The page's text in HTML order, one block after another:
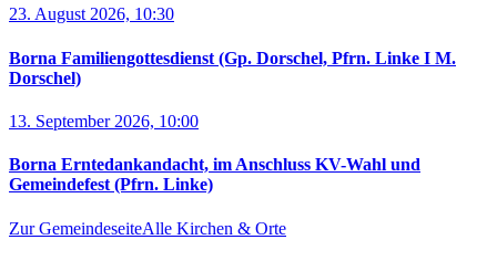
23. August 2026, 10:30
Borna Familiengottesdienst (Gp. Dorschel, Pfrn. Linke I M.
Dorschel)
13. September 2026, 10:00
Borna Erntedankandacht, im Anschluss KV-Wahl und
Gemeindefest (Pfrn. Linke)
Zur GemeindeseiteAlle Kirchen & Orte